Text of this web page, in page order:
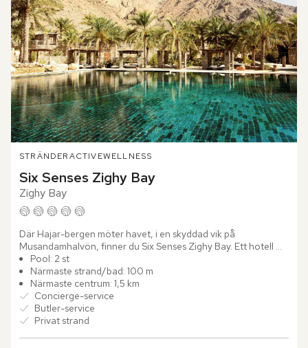
STRÄNDERACTIVEWELLNESS
Six Senses Zighy Bay
Zighy Bay
Där Hajar-bergen möter havet, i en skyddad vik på
Musandamhalvön, finner du Six Senses Zighy Bay. Ett hotell
som mer liknar en dold by än ett hotell. Arkitekturen hämtar sin
själ...
Pool: 2 st
Närmaste strand/bad: 100 m
Närmaste centrum: 1,5 km
Concierge-service
Butler-service
Privat strand